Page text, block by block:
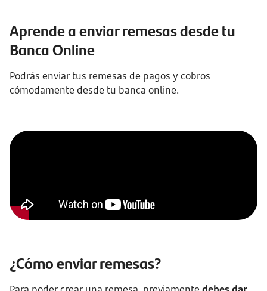
Aprende a enviar remesas desde tu
Banca Online
Podrás enviar tus remesas de pagos y cobros
cómodamente desde tu banca online.
¿Cómo enviar remesas?